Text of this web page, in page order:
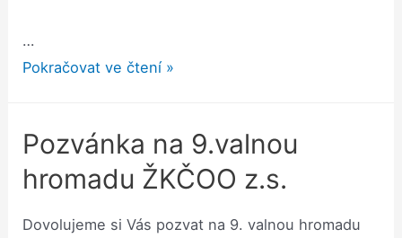
…
Seminář
Pokračovat ve čtení »
Pozvánka na 9.valnou
hromadu ŽKČOO z.s.
Dovolujeme si Vás pozvat na 9. valnou hromadu